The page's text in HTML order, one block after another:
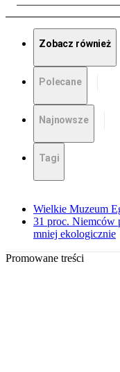
Zobacz również
Polecane
Najnowsze
Tagi
Wielkie Muzeum
31 proc. Niemców
mniej ekologicznie
Promowane treści